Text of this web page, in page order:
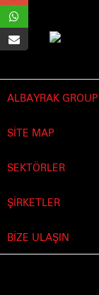
ALBAYRAK GROUP
SİTE MAP
SEKTÖRLER
ŞİRKETLER
BİZE ULAŞIN